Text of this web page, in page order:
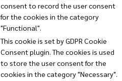
consent to record the user consent
for the cookies in the category
"Functional".
This cookie is set by GDPR Cookie
Consent plugin. The cookies is used
to store the user consent for the
cookies in the category "Necessary".